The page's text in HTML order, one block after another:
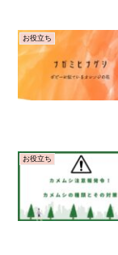
お役立ち
お役立ち